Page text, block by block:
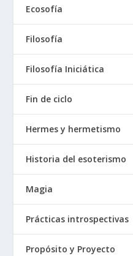
Ecosofía
Filosofía
Filosofía Iniciática
Fin de ciclo
Hermes y hermetismo
Historia del esoterismo
Magia
Prácticas introspectivas
Propósito y Proyecto